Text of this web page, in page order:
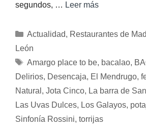
segundos, … Leer más
Actualidad, Restaurantes de
León
Amargo place to be, bacalao,
Delirios, Desencaja, El Mendrugo,
Natural , Jota Cinco, La barra de
Las Uvas Dulces, Los Galayos,
Sinfonía Rossini, torrijas